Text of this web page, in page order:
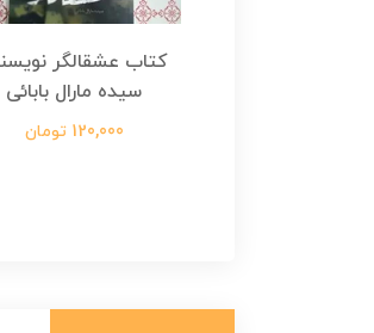
کتاب عشقالگر
سیده مارال بابائی
120,000 تومان